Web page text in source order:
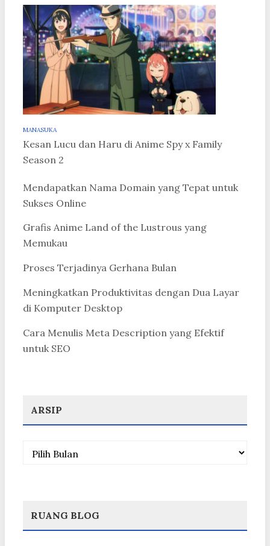
MANASUKA
Kesan Lucu dan Haru di Anime Spy x Family
Season 2
Mendapatkan Nama Domain yang Tepat untuk
Sukses Online
Grafis Anime Land of the Lustrous yang
Memukau
Proses Terjadinya Gerhana Bulan
Meningkatkan Produktivitas dengan Dua Layar
di Komputer Desktop
Cara Menulis Meta Description yang Efektif
untuk SEO
ARSIP
Arsip
RUANG BLOG